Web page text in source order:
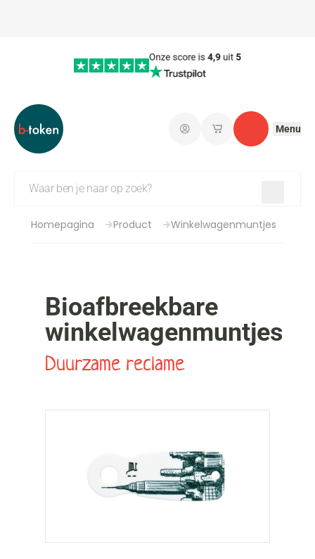
AanmeldenMijn opgeslagen
Contact
Menu
Homepagina Product Winkelwagenmuntjes
Bioafbreekbare
winkelwagenmuntjes
Duurzame reclame